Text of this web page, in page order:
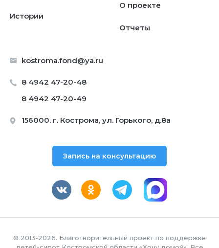
kostroma.fond@ya.ru
8 4942 47-20-48
8 4942 47-20-49
156000. г. Кострома, ул. Горького, д.8а
Истории
О проекте
Отчеты
Запись на консультацию
© 2013-2026. Благотворительный проект по поддержке